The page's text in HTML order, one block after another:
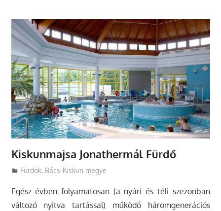
Kiskunmajsa Jonathermál Fürdő
Utazasok.org
Fürdők, Bács-Kiskun megye
Egész évben folyamatosan (a nyári és téli szezonban
változó nyitva tartással) működő háromgenerációs